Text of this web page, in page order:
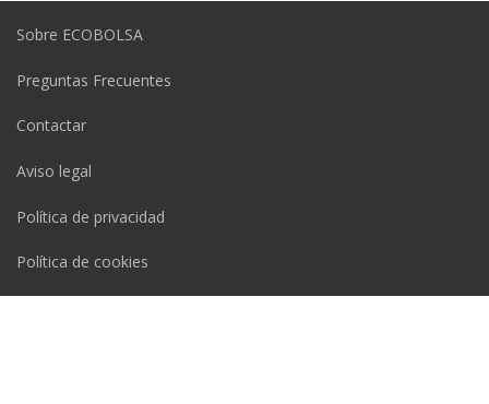
Sobre ECOBOLSA
Preguntas Frecuentes
Contactar
Aviso legal
Política de privacidad
Política de cookies